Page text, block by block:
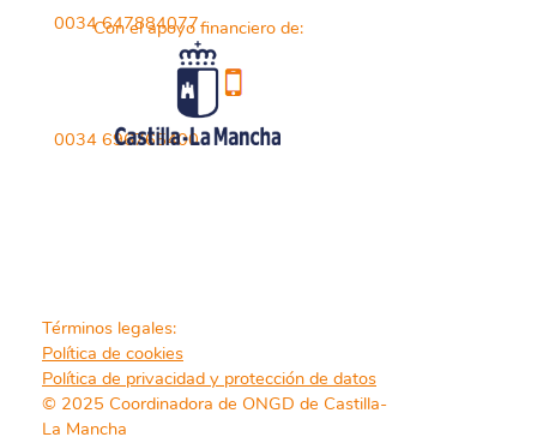
0034 647884077
0034 696765400
Con el apoyo financiero de:
Términos legales:
Política de cookies
Política de privacidad y protección de datos
© 2025 Coordinadora de ONGD de Castilla-
La Mancha